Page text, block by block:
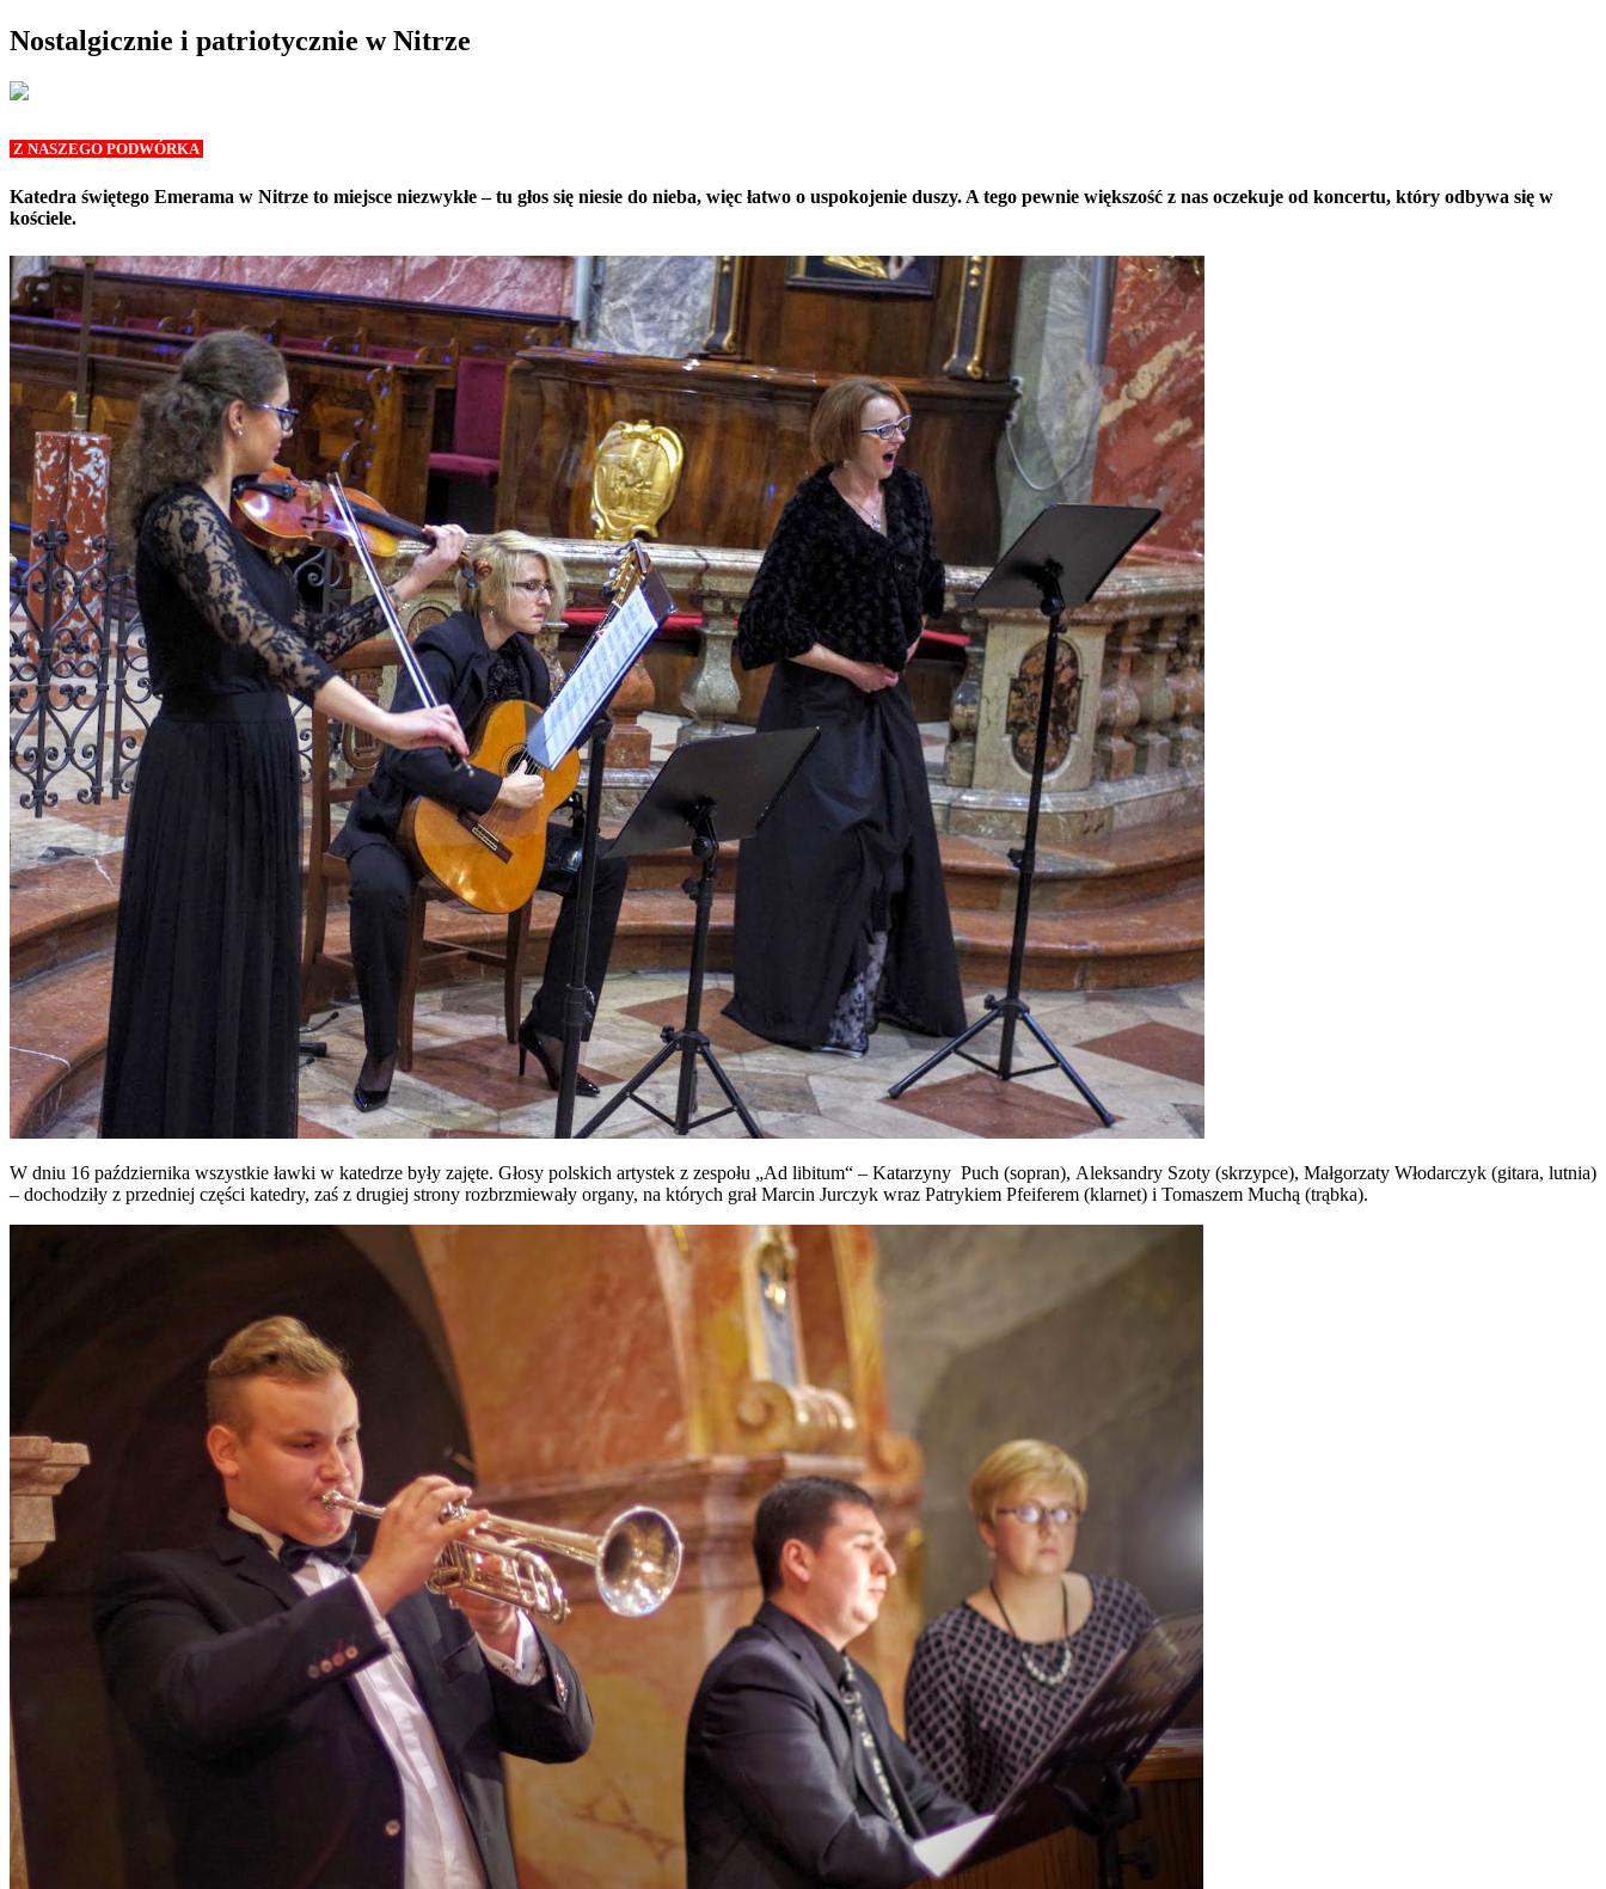
Nostalgicznie i patriotycznie w Nitrze
Z NASZEGO PODWÓRKA
Katedra świętego Emerama w Nitrze to miejsce niezwykłe – tu głos się niesie do nieba, więc łatwo o uspokojenie duszy. A tego pewnie większość z nas oczekuje od koncertu, który odbywa się w
kościele.
W dniu 16 października wszystkie ławki w katedrze były zajęte. Głosy polskich artystek z zespołu „Ad libitum“ – Katarzyny Puch (sopran), Aleksandry Szoty (skrzypce), Małgorzaty Włodarczyk (gitara, lutnia)
– dochodziły z przedniej części katedry, zaś z drugiej strony rozbrzmiewały organy, na których grał Marcin Jurczyk wraz Patrykiem Pfeiferem (klarnet) i Tomaszem Muchą (trąbka).